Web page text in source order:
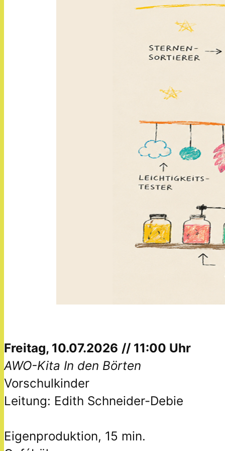
Freitag, 10.07.2026 // 11:00 Uhr
AWO-Kita In den Börten
Vorschulkinder
Leitung: Edith Schneider-Debie
Eigenproduktion, 15 min.